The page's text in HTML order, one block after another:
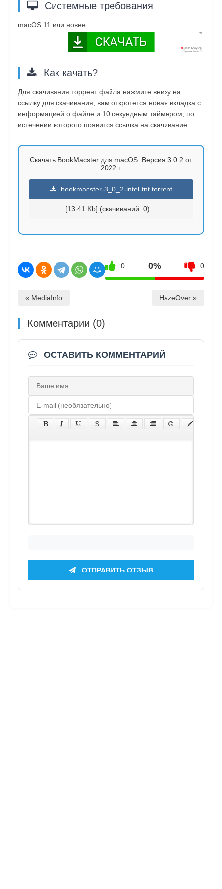
Системные требования
macOS 11 или новее
Как качать?
Для скачивания торрент файла нажмите внизу на
ссылку для скачивания, вам откротется новая вкладка с
информацией о файле и 10 секундным таймером, по
истечении которого появится ссылка на скачивание.
Скачать BookMacster для macOS. Версия 3.0.2 от
2022 г.
bookmacster-3_0_2-intel-tnt.torrent
[13.41 Kb] (cкачиваний: 0)
0 0% 0
« MediaInfo HazeOver »
Комментарии (0)
ОСТАВИТЬ КОММЕНТАРИЙ
ОТПРАВИТЬ ОТЗЫВ